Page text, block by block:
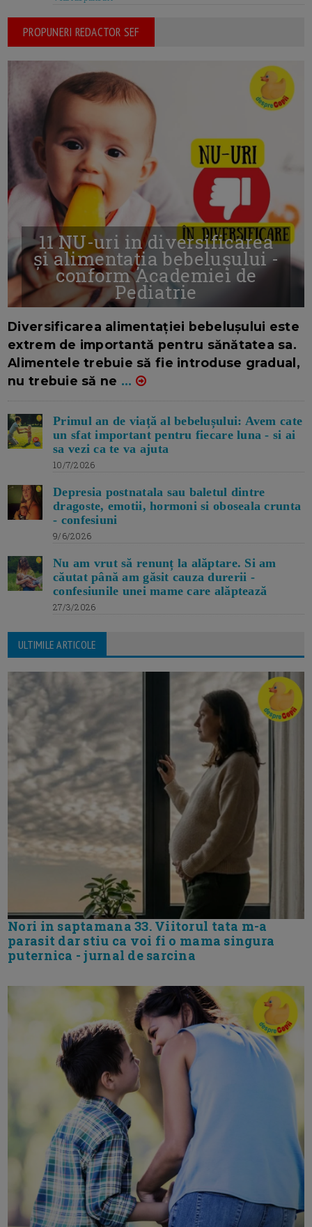
PROPUNERI REDACTOR SEF
11 NU-uri in diversificarea
și alimentația bebelușului -
conform Academiei de
Pediatrie
Diversificarea alimentației bebelușului este
extrem de importantă pentru sănătatea sa.
Alimentele trebuie să fie introduse gradual,
nu trebuie să ne ...
Primul an de viață al bebelușului: Avem cate
un sfat important pentru fiecare luna - si ai
sa vezi ca te va ajuta
10/7/2026
Depresia postnatala sau baletul dintre
dragoste, emotii, hormoni si oboseala crunta
- confesiuni
9/6/2026
Nu am vrut să renunț la alăptare. Si am
căutat până am găsit cauza durerii -
confesiunile unei mame care alăptează
27/3/2026
ULTIMILE ARTICOLE
Nori in saptamana 33. Viitorul tata m-a
parasit dar stiu ca voi fi o mama singura
puternica - jurnal de sarcina